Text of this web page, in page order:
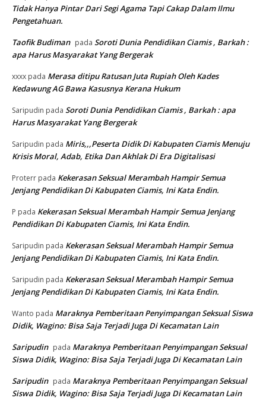
Tidak Hanya Pintar Dari Segi Agama Tapi Cakap Dalam Ilmu
Pengetahuan.
Taofik Budiman pada Soroti Dunia Pendidikan Ciamis , Barkah :
apa Harus Masyarakat Yang Bergerak
xxxx pada Merasa ditipu Ratusan Juta Rupiah Oleh Kades
Kedawung AG Bawa Kasusnya Kerana Hukum
Saripudin pada Soroti Dunia Pendidikan Ciamis , Barkah : apa
Harus Masyarakat Yang Bergerak
Saripudin pada Miris,,,Peserta Didik Di Kabupaten Ciamis Menuju
Krisis Moral, Adab, Etika Dan Akhlak Di Era Digitalisasi
Proterr pada Kekerasan Seksual Merambah Hampir Semua
Jenjang Pendidikan Di Kabupaten Ciamis, Ini Kata Endin.
P pada Kekerasan Seksual Merambah Hampir Semua Jenjang
Pendidikan Di Kabupaten Ciamis, Ini Kata Endin.
Saripudin pada Kekerasan Seksual Merambah Hampir Semua
Jenjang Pendidikan Di Kabupaten Ciamis, Ini Kata Endin.
Saripudin pada Kekerasan Seksual Merambah Hampir Semua
Jenjang Pendidikan Di Kabupaten Ciamis, Ini Kata Endin.
Wanto pada Maraknya Pemberitaan Penyimpangan Seksual Siswa
Didik, Wagino: Bisa Saja Terjadi Juga Di Kecamatan Lain
Saripudin pada Maraknya Pemberitaan Penyimpangan Seksual
Siswa Didik, Wagino: Bisa Saja Terjadi Juga Di Kecamatan Lain
Saripudin pada Maraknya Pemberitaan Penyimpangan Seksual
Siswa Didik, Wagino: Bisa Saja Terjadi Juga Di Kecamatan Lain